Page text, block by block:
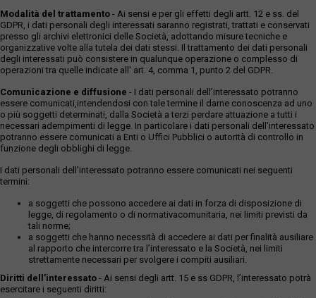
Modalità del trattamento - Ai sensi e per gli effetti degli artt. 12 e ss. del
GDPR, i dati personali degli interessati saranno registrati, trattati e conservati
presso gli archivi elettronici delle Società, adottando misure tecniche e
organizzative volte alla tutela dei dati stessi. Il trattamento dei dati personali
degli interessati può consistere in qualunque operazione o complesso di
operazioni tra quelle indicate all' art. 4, comma 1, punto 2 del GDPR.
Comunicazione e diffusione - I dati personali dell’interessato potranno
essere comunicati,intendendosi con tale termine il darne conoscenza ad uno
o più soggetti determinati, dalla Società a terzi perdare attuazione a tutti i
necessari adempimenti di legge. In particolare i dati personali dell’interessato
potranno essere comunicati a Enti o Uffici Pubblici o autorità di controllo in
funzione degli obblighi di legge.
I dati personali dell’interessato potranno essere comunicati nei seguenti
termini:
a soggetti che possono accedere ai dati in forza di disposizione di
legge, di regolamento o di normativacomunitaria, nei limiti previsti da
tali norme;
a soggetti che hanno necessità di accedere ai dati per finalità ausiliare
al rapporto che intercorre tra l’interessato e la Società, nei limiti
strettamente necessari per svolgere i compiti ausiliari.
Diritti dell’interessato - Ai sensi degli artt. 15 e ss GDPR, l’interessato potrà
esercitare i seguenti diritti: